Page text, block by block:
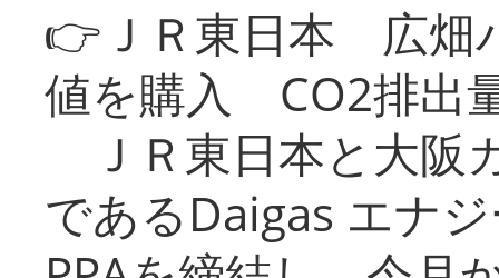
👉ＪＲ東日本 広畑
値を購入 CO2排出
ＪＲ東日本と大阪
であるDaigas エナ